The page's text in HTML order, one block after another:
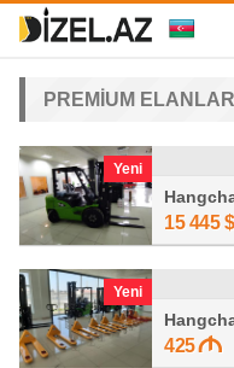
PREMİUM ELANLAR
Yeni
15 445 $
Yeni
425